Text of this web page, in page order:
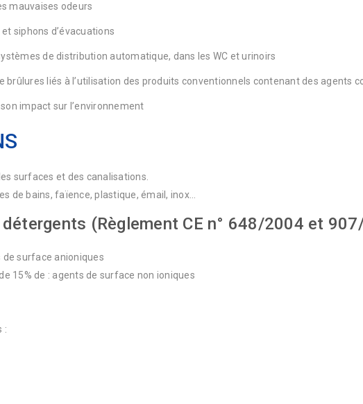
mauvaises odeurs
siphons d’évacuations
de distribution automatique, dans les WC et urinoirs
brûlures liés à l’utilisation des produits conventionnels contenant des agents
impact sur l’environnement
surfaces et des canalisations.
de bains, faïence, plastique, émail, inox…
(Règlement CE n° 648/2004 et
de surface anioniques
15% de : agents de surface non ioniques
: